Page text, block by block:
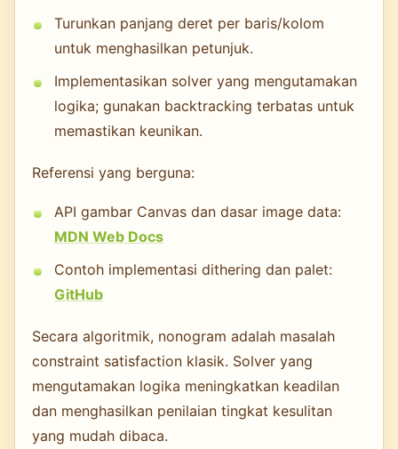
Turunkan panjang deret per baris/kolom
untuk menghasilkan petunjuk.
Implementasikan solver yang mengutamakan
logika; gunakan backtracking terbatas untuk
memastikan keunikan.
Referensi yang berguna:
API gambar Canvas dan dasar image data:
MDN Web Docs
Contoh implementasi dithering dan palet:
GitHub
Secara algoritmik, nonogram adalah masalah
constraint satisfaction klasik. Solver yang
mengutamakan logika meningkatkan keadilan
dan menghasilkan penilaian tingkat kesulitan
yang mudah dibaca.